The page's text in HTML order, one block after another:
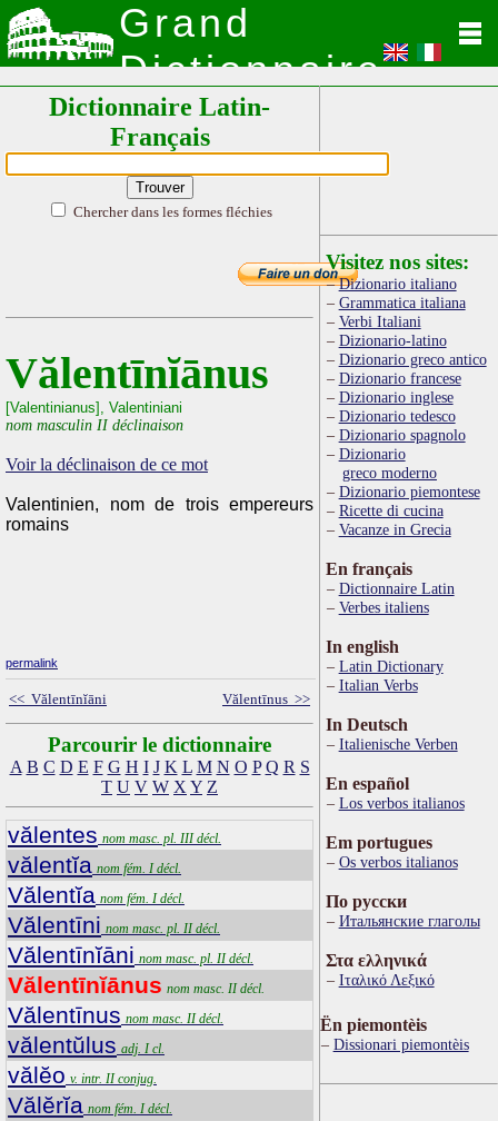
Grand
Dictionnaire
Latin
Dictionnaire Latin-
Français
Chercher dans les formes fléchies
Vălentīnĭānus
[Valentinianus], Valentiniani
nom masculin II déclinaison
Voir la déclinaison de ce mot
Valentinien, nom de trois empereurs
romains
permalink
<< Vălentīnĭāni Vălentīnus >>
Parcourir le dictionnaire
A B C D E F G H I J K L M N O P Q R S
T U V W X Y Z
vălentes nom masc. pl. III décl.
vălentĭa nom fém. I décl.
Vălentĭa nom fém. I décl.
Vălentīni nom masc. pl. II décl.
Vălentīnĭāni nom masc. pl. II décl.
Vălentīnĭānus nom masc. II décl.
Vălentīnus nom masc. II décl.
vălentŭlus adj. I cl.
vălĕo v. intr. II conjug.
Vălĕrĭa nom fém. I décl.
Visitez nos sites:
Dizionario italiano
Grammatica italiana
Verbi Italiani
Dizionario-latino
Dizionario greco antico
Dizionario francese
Dizionario inglese
Dizionario tedesco
Dizionario spagnolo
Dizionario
greco moderno
Dizionario piemontese
Ricette di cucina
Vacanze in Grecia
En français
Dictionnaire Latin
Verbes italiens
In english
Latin Dictionary
Italian Verbs
In Deutsch
Italienische Verben
En español
Los verbos italianos
Em portugues
Os verbos italianos
По русски
Итальянские глаголы
Στα ελληνικά
Ιταλικό Λεξικό
Ën piemontèis
Dissionari piemontèis